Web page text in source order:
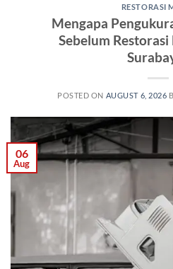
RESTORASI
Mengapa
Sebelum
POSTED ON AUGUST 6, 2026
06
Aug